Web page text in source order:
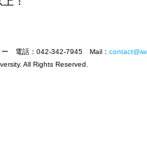
ー 電話：042-342-7945 Mail：
All Rights Reserved.